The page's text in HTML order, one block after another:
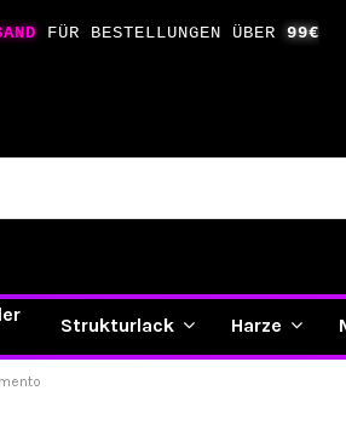
FÜR BESTELLUNGEN ÜBER 99€
Strukturlack Harze